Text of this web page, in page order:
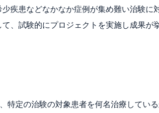
疾患などなかなか症例が集め難い治験に
、試験的にプロジェクトを実施し成果が
特定の治験の対象患者を何名治療してい